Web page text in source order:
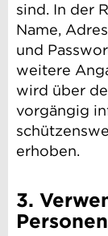
sind. In der
Name,
und
weitere
wird über
vorgängig
erhoben.
3.